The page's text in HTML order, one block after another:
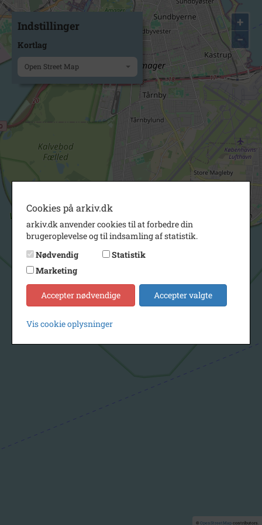
+
−
© OpenStreetMapcontributors.
Indstillinger
Kortlag
Open Street Map
Cookies på arkiv.dk
arkiv.dk anvender cookies til at forbedre din
brugeroplevelse og til indsamling af statistik.
Nødvendig
Statistik
Marketing
Accepter nødvendige Accepter valgte
Vis cookie oplysninger